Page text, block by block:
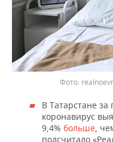
В Татарстане
коронавирус
9,4% больше ,
подсчитало